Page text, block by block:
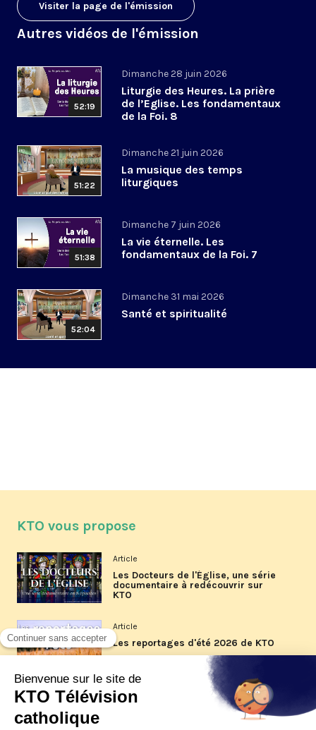
Visiter la page de l'émission
Autres vidéos de l'émission
52:19
Dimanche 28 juin 2026
Liturgie des Heures. La prière
de l’Eglise. Les fondamentaux
de la Foi. 8
51:22
Dimanche 21 juin 2026
La musique des temps
liturgiques
51:38
Dimanche 7 juin 2026
La vie éternelle. Les
fondamentaux de la Foi. 7
52:04
Dimanche 31 mai 2026
Santé et spiritualité
KTO vous propose
Article
Les Docteurs de l'Église, une série
documentaire à redécouvrir sur
KTO
Article
Les reportages d'été 2026 de KTO
Article
La visite pastorale du pape Léon
XIV à Assise à suivre sur KTO le